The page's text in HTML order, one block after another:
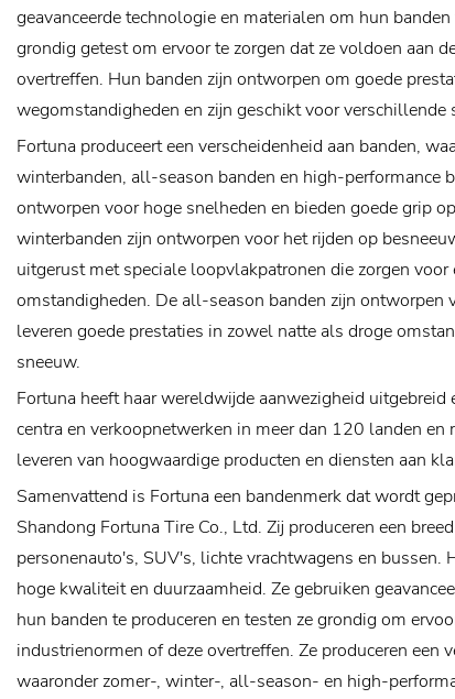
geavanceerde technologie en materialen om hun
grondig getest om ervoor te zorgen dat ze voldoen aan
overtreffen. Hun banden zijn ontworpen om goede
wegomstandigheden en zijn geschikt voor verschillende
Fortuna produceert een verscheidenheid aan banden,
winterbanden, all-season banden en high-performance
ontworpen voor hoge snelheden en bieden goede grip
winterbanden zijn ontworpen voor het rijden op
uitgerust met speciale loopvlakpatronen die zorgen voor
omstandigheden. De all-season banden zijn ontworpen
leveren goede prestaties in zowel natte als droge
sneeuw.
Fortuna heeft haar wereldwijde aanwezigheid
centra en verkoopnetwerken in meer dan 120 landen en
leveren van hoogwaardige producten en diensten aan
Samenvattend is Fortuna een bandenmerk dat wordt
Shandong Fortuna Tire Co., Ltd. Zij produceren een
personenauto's, SUV's, lichte vrachtwagens en bussen.
hoge kwaliteit en duurzaamheid. Ze gebruiken
hun banden te produceren en testen ze grondig om
industrienormen of deze overtreffen. Ze produceren een
waaronder zomer-, winter-, all-season- en high-